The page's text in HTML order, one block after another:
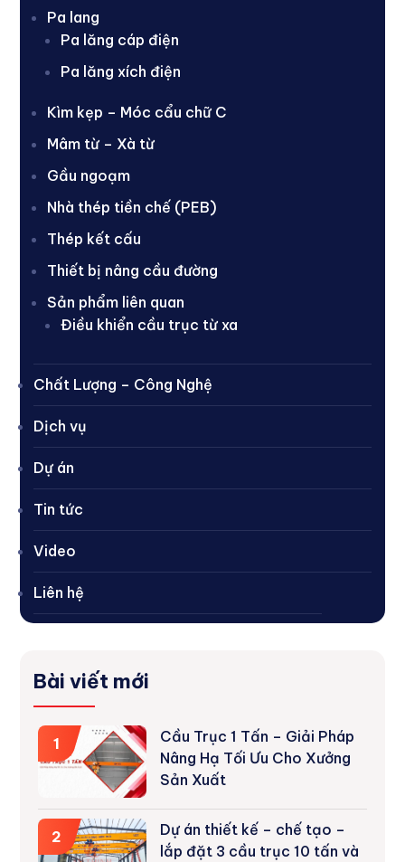
Pa lang
Pa lăng cáp điện
Pa lăng xích điện
Kìm kẹp – Móc cẩu chữ C
Mâm từ – Xà từ
Gầu ngoạm
Nhà thép tiền chế (PEB)
Thép kết cấu
Thiết bị nâng cầu đường
Sản phẩm liên quan
Điều khiển cầu trục từ xa
Chất Lượng – Công Nghệ
Dịch vụ
Dự án
Tin tức
Video
Liên hệ
Bài viết mới
1
Cầu Trục 1 Tấn – Giải Pháp
Nâng Hạ Tối Ưu Cho Xưởng
Sản Xuất
2
Dự án thiết kế – chế tạo –
lắp đặt 3 cầu trục 10 tấn và